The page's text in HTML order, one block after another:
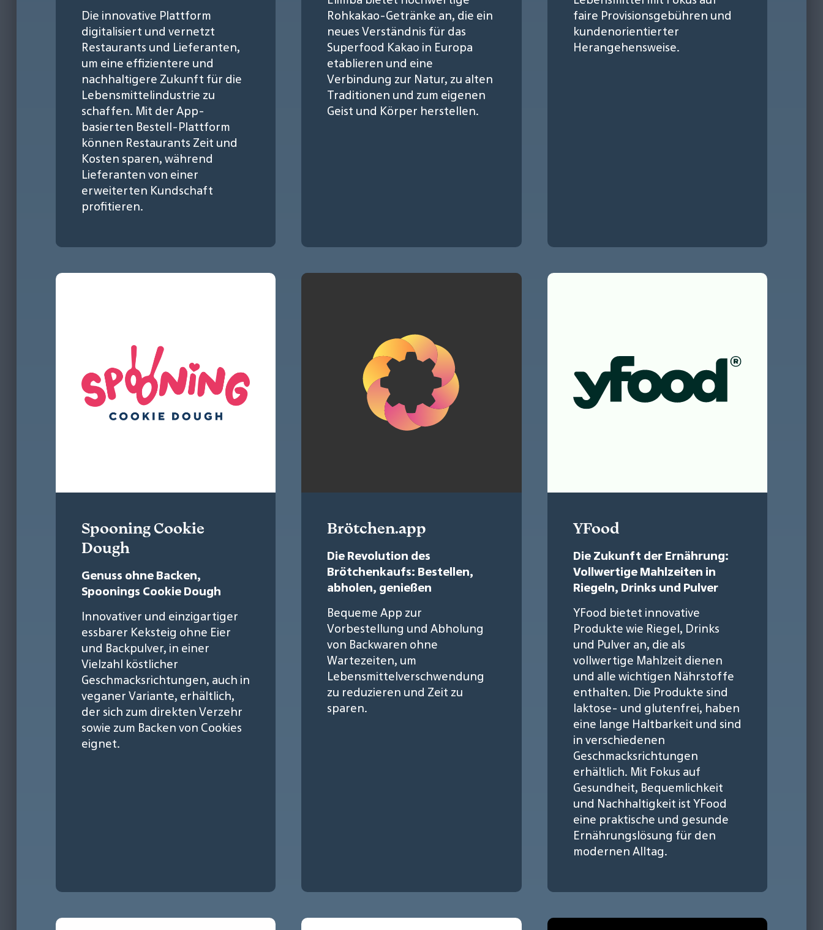
Die innovative Plattform
digitalisiert und vernetzt
Restaurants und Lieferanten,
um eine effizientere und
nachhaltigere Zukunft für die
Lebensmittelindustrie zu
schaffen. Mit der App-
basierten Bestell-Plattform
können Restaurants Zeit und
Kosten sparen, während
Lieferanten von einer
erweiterten Kundschaft
profitieren.
Rohkakao-Getränke an, die ein
neues Verständnis für das
Superfood Kakao in Europa
etablieren und eine
Verbindung zur Natur, zu alten
Traditionen und zum eigenen
Geist und Körper herstellen.
faire Provisionsgebühren und
kundenorientierter
Herangehensweise.
Spooning Cookie
Dough
Genuss ohne Backen,
Spoonings Cookie Dough
Innovativer und einzigartiger
essbarer Keksteig ohne Eier
und Backpulver, in einer
Vielzahl köstlicher
Geschmacksrichtungen, auch in
veganer Variante, erhältlich,
der sich zum direkten Verzehr
sowie zum Backen von Cookies
eignet.
Brötchen.app
Die Revolution des
Brötchenkaufs: Bestellen,
abholen, genießen
Bequeme App zur
Vorbestellung und Abholung
von Backwaren ohne
Wartezeiten, um
Lebensmittelverschwendung
zu reduzieren und Zeit zu
sparen.
YFood
Die Zukunft der Ernährung:
Vollwertige Mahlzeiten in
Riegeln, Drinks und Pulver
YFood bietet innovative
Produkte wie Riegel, Drinks
und Pulver an, die als
vollwertige Mahlzeit dienen
und alle wichtigen Nährstoffe
enthalten. Die Produkte sind
laktose- und glutenfrei, haben
eine lange Haltbarkeit und sind
in verschiedenen
Geschmacksrichtungen
erhältlich. Mit Fokus auf
Gesundheit, Bequemlichkeit
und Nachhaltigkeit ist YFood
eine praktische und gesunde
Ernährungslösung für den
modernen Alltag.